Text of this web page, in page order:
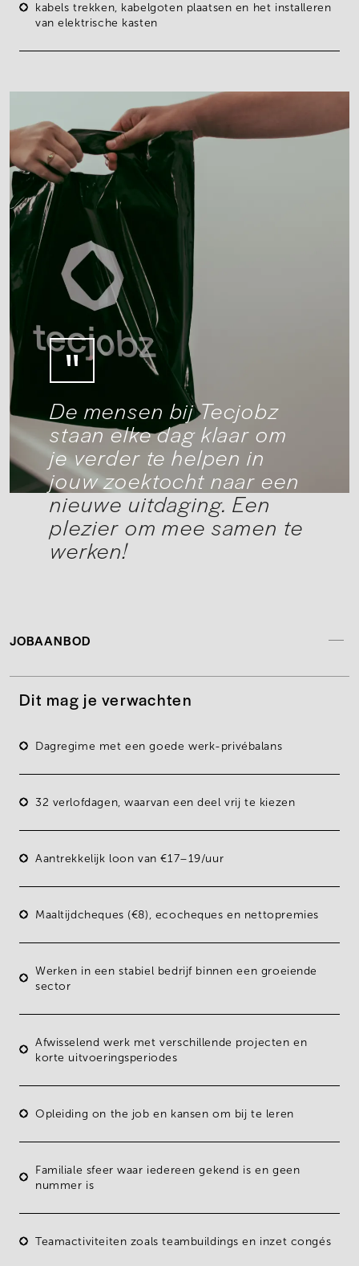
kabels trekken, kabelgoten plaatsen en het installeren
van elektrische kasten
De mensen bij Tecjobz
staan elke dag klaar om
je verder te helpen in
jouw zoektocht naar een
nieuwe uitdaging. Een
plezier om mee samen te
werken!
JOBAANBOD
Dit mag je verwachten
Dagregime met een goede werk-privébalans
32 verlofdagen, waarvan een deel vrij te kiezen
Aantrekkelijk loon van€17–19/uur
Maaltijdcheques (€8), ecocheques en nettopremies
Werken in eenstabiel bedrijf binnen een groeiende
sector
Afwisselend werk met verschillende projecten en
korte uitvoeringsperiodes
Opleiding on the job en kansen om bij te leren
Familiale sfeer waar iedereen gekend is en geen
nummer is
Teamactiviteiten zoals teambuildings en inzet congés